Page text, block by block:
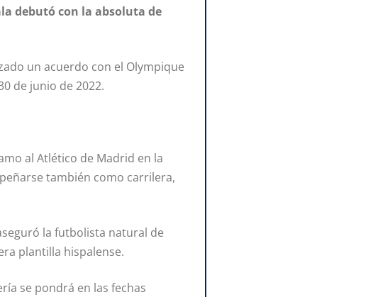
debutó con la absoluta de
un acuerdo con el Olympique
de junio de 2022.
al Atlético de Madrid en la
también como carrilera,
la futbolista natural de
plantilla hispalense.
se pondrá en las fechas